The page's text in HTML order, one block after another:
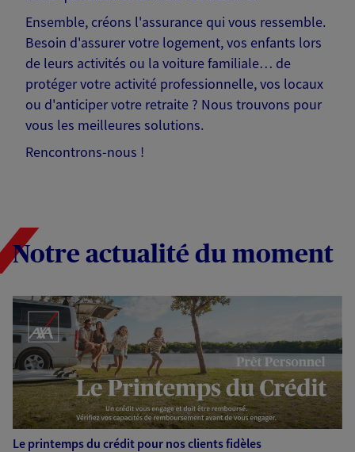
Ensemble, créons l'assurance qui vous ressemble.
Besoin d'assurer votre logement, vos enfants lors
de leurs activités ou la voiture familiale… de
protéger votre activité professionnelle, vos locaux
ou d'anticiper votre retraite ? Nous trouvons pour
vous les meilleures solutions.
Rencontrons-nous !
Notre actualité du moment
Le printemps du crédit pour nos clients fidèles